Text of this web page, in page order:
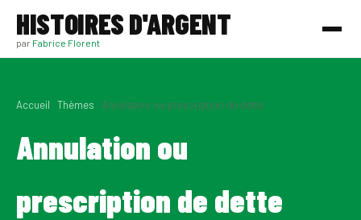
HISTOIRES D'ARGENT
par Fabrice Florent
Accueil · Thèmes · Annulation ou prescription de dette
Annulation ou
prescription de dette